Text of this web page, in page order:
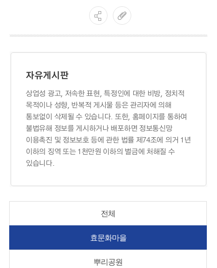
자유게시판
상업성 광고, 저속한 표현, 특정인에 대한 비방, 정치적
목적이나 성향, 반복적 게시물 등은 관리자에 의해
통보없이 삭제될 수 있습니다. 또한, 홈페이지를 통하여
불법유해 정보를 게시하거나 배포하면 정보통신망
이용촉진 및 정보보호 등에 관한 법률 제74조에 의거 1년
이하의 징역 또는 1천만원 이하의 벌금에 처해질 수
있습니다.
전체
효문화마을
뿌리공원